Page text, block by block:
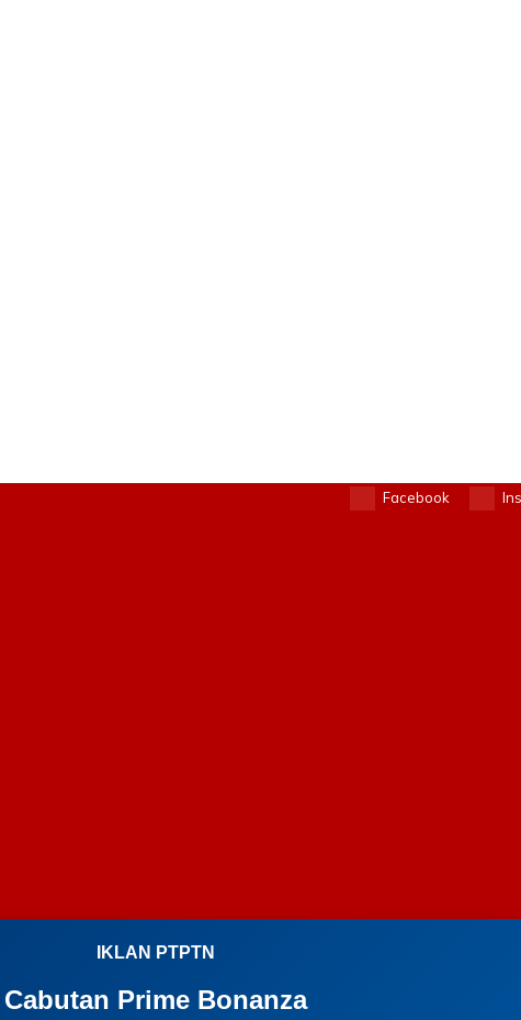
Facebook
IKLAN PTPTN
Cabutan Prime Bonanza